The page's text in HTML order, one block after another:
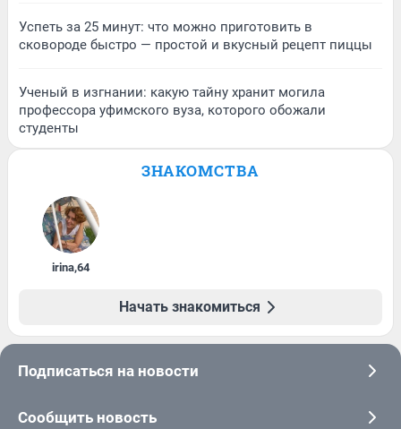
Успеть за 25 минут: что можно приготовить в
сковороде быстро — простой и вкусный рецепт пиццы
Ученый в изгнании: какую тайну хранит могила
профессора уфимского вуза, которого обожали
студенты
ЗНАКОМСТВА
irina,64
Начать знакомиться
Подписаться на новости
Сообщить новость